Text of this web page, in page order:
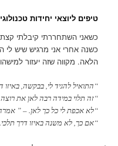
טיפים ליוצאי יחידות
כשאני השתחררתי קיבלתי קצת
כשנה אחרי אני מרגיש שיש לי
הלאה. מקווה שזה יעזור
“התואיל להגיד לי, בבקשה,
“זה תלוי במידה רבה לאן את
“לא אכפת לי כל כך לאן. – ”
“אם כך, לא משנה באיזו דרך